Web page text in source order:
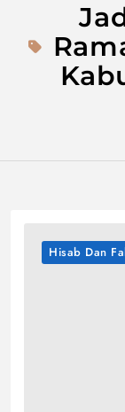
Hisab Dan